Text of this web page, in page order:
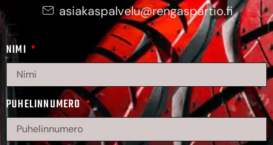
asiakaspalvelu@rengaspartio.fi
NIMI
PUHELINNUMERO